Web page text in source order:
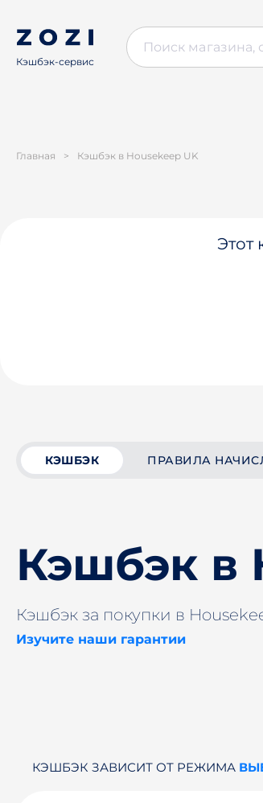
Кэшбэк-сервис
Главная > Кэшбэк в Housekeep UK
Этот
КЭШБЭК ПРАВИЛА
Кэшбэк в
Кэшбэк за покупки в
Изучите наши гарантии
КЭШБЭК ЗАВИСИТ ОТ РЕЖИМА